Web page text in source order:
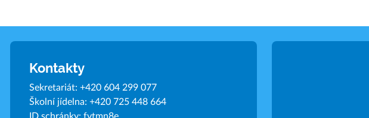
Kontakty
Sekretariát: +420 604 299 077
Školní jídelna: +420 725 448 664